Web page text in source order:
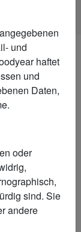
und
haftet
und
Daten,
oder
sind. Sie
andere